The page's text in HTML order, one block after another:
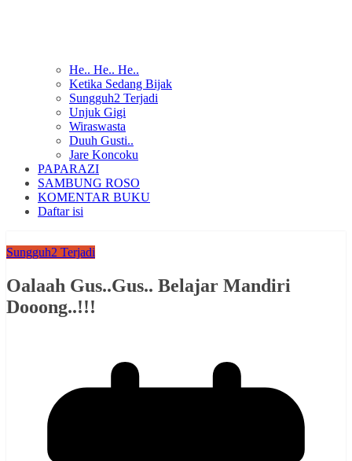
He.. He.. He..
Ketika Sedang Bijak
Sungguh2 Terjadi
Unjuk Gigi
Wiraswasta
Duuh Gusti..
Jare Koncoku
PAPARAZI
SAMBUNG ROSO
KOMENTAR BUKU
Daftar isi
Sungguh2 Terjadi
Oalaah Gus..Gus.. Belajar Mandiri
Dooong..!!!